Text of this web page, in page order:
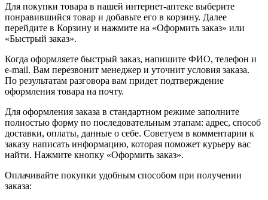
Для покупки товара в нашей интернет-аптеке выберите
понравившийся товар и добавьте его в корзину. Далее
перейдите в Корзину и нажмите на «Оформить заказ» или
«Быстрый заказ».
Когда оформляете быстрый заказ, напишите ФИО, телефон и
e-mail. Вам перезвонит менеджер и уточнит условия заказа.
По результатам разговора вам придет подтверждение
оформления товара на почту.
Для оформления заказа в стандартном режиме заполните
полностью форму по последовательным этапам: адрес, способ
доставки, оплаты, данные о себе. Советуем в комментарии к
заказу написать информацию, которая поможет курьеру вас
найти. Нажмите кнопку «Оформить заказ».
Оплачивайте покупки удобным способом при получении
заказа: